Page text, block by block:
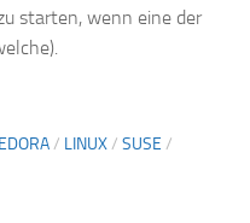
starten, wenn eine der
/ LINUX/ SUSE /